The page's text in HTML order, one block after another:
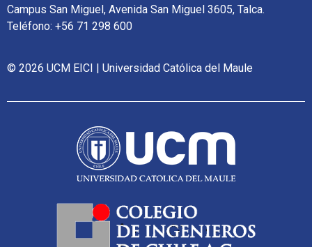
Campus San Miguel, Avenida San Miguel 3605, Talca.
Teléfono: +56 71 298 600
© 2026 UCM EICI | Universidad Católica del Maule